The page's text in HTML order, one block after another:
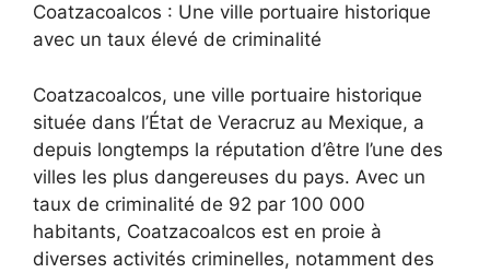
Coatzacoalcos : Une ville portuaire historique
avec un taux élevé de criminalité
Coatzacoalcos, une ville portuaire historique
située dans l’État de Veracruz au Mexique, a
depuis longtemps la réputation d’être l’une des
villes les plus dangereuses du pays. Avec un
taux de criminalité de 92 par 100 000
habitants, Coatzacoalcos est en proie à
diverses activités criminelles, notamment des